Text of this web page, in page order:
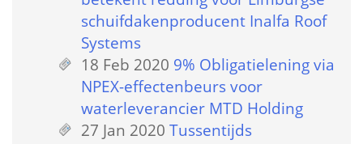
schuifdakenproducent Inalfa Roof
Systems
18 Feb 2020 9% Obligatielening via
NPEX-effectenbeurs voor
waterleverancier MTD Holding
27 Jan 2020 Tussentijds